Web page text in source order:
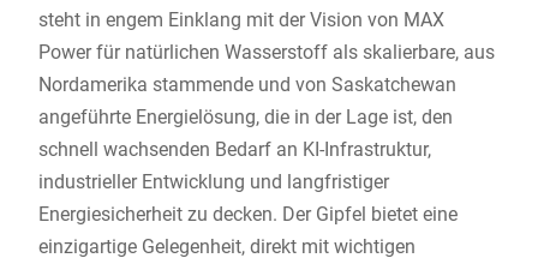
steht in engem Einklang mit der Vision von MAX
Power für natürlichen Wasserstoff als skalierbare, aus
Nordamerika stammende und von Saskatchewan
angeführte Energielösung, die in der Lage ist, den
schnell wachsenden Bedarf an KI-Infrastruktur,
industrieller Entwicklung und langfristiger
Energiesicherheit zu decken. Der Gipfel bietet eine
einzigartige Gelegenheit, direkt mit wichtigen